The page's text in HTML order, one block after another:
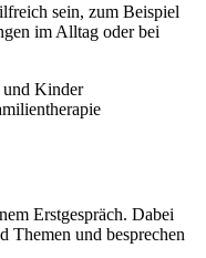
sein, zum Beispiel
im Alltag oder bei
und Kinder
Erstgespräch. Dabei
Themen und besprechen